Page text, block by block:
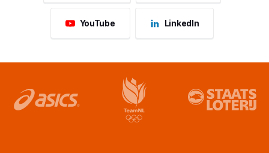
YouTube LinkedIn